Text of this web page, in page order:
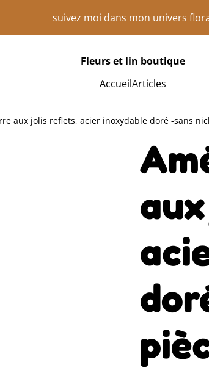
suivez moi dans mon univers
Fleurs et lin boutique
AccueilArticles
aux jolis reflets, acier inoxydable doré -sans